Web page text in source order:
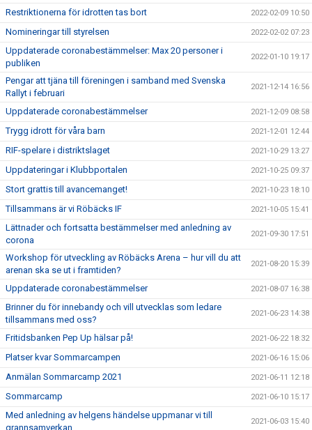
Restriktionerna för idrotten tas bort 2022-02-09 10:50
Nomineringar till styrelsen 2022-02-02 07:23
Uppdaterade coronabestämmelser: Max 20 personer i
publiken
2022-01-10 19:17
Pengar att tjäna till föreningen i samband med Svenska
Rallyt i februari
2021-12-14 16:56
Uppdaterade coronabestämmelser 2021-12-09 08:58
Trygg idrott för våra barn 2021-12-01 12:44
RIF-spelare i distriktslaget 2021-10-29 13:27
Uppdateringar i Klubbportalen 2021-10-25 09:37
Stort grattis till avancemanget! 2021-10-23 18:10
Tillsammans är vi Röbäcks IF 2021-10-05 15:41
Lättnader och fortsatta bestämmelser med anledning av
corona
2021-09-30 17:51
Workshop för utveckling av Röbäcks Arena – hur vill du att
arenan ska se ut i framtiden?
2021-08-20 15:39
Uppdaterade coronabestämmelser 2021-08-07 16:38
Brinner du för innebandy och vill utvecklas som ledare
tillsammans med oss?
2021-06-23 14:38
Fritidsbanken Pep Up hälsar på! 2021-06-22 18:32
Platser kvar Sommarcampen 2021-06-16 15:06
Anmälan Sommarcamp 2021 2021-06-11 12:18
Sommarcamp 2021-06-10 15:17
Med anledning av helgens händelse uppmanar vi till
grannsamverkan
2021-06-03 15:40